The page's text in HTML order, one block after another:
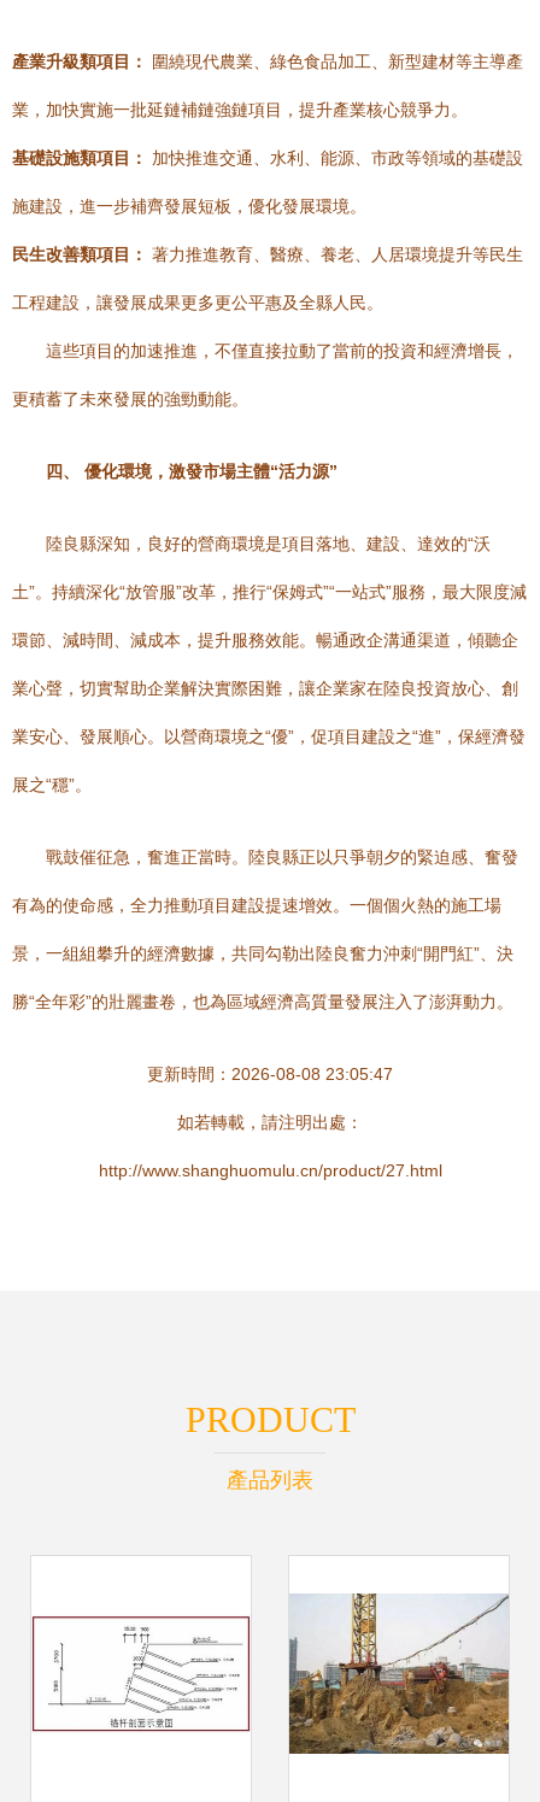
產業升級類項目： 圍繞現代農業、綠色食品加工、新型建材等主導產
業，加快實施一批延鏈補鏈強鏈項目，提升產業核心競爭力。
基礎設施類項目： 加快推進交通、水利、能源、市政等領域的基礎設
施建設，進一步補齊發展短板，優化發展環境。
民生改善類項目： 著力推進教育、醫療、養老、人居環境提升等民生
工程建設，讓發展成果更多更公平惠及全縣人民。
這些項目的加速推進，不僅直接拉動了當前的投資和經濟增長，
更積蓄了未來發展的強勁動能。
四、 優化環境，激發市場主體“活力源”
陸良縣深知，良好的營商環境是項目落地、建設、達效的“沃
土”。持續深化“放管服”改革，推行“保姆式”“一站式”服務，最大限度減
環節、減時間、減成本，提升服務效能。暢通政企溝通渠道，傾聽企
業心聲，切實幫助企業解決實際困難，讓企業家在陸良投資放心、創
業安心、發展順心。以營商環境之“優”，促項目建設之“進”，保經濟發
展之“穩”。
戰鼓催征急，奮進正當時。陸良縣正以只爭朝夕的緊迫感、奮發
有為的使命感，全力推動項目建設提速增效。一個個火熱的施工場
景，一組組攀升的經濟數據，共同勾勒出陸良奮力沖刺“開門紅”、決
勝“全年彩”的壯麗畫卷，也為區域經濟高質量發展注入了澎湃動力。
更新時間：2026-08-08 23:05:47
如若轉載，請注明出處：
http://www.shanghuomulu.cn/product/27.html
PRODUCT
產品列表